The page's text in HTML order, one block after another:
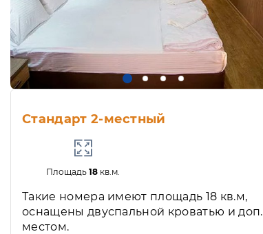
Стандарт 2-местный
Площадь18 кв.м.
Такие номера имеют площадь 18 кв.м,
оснащены двуспальной кроватью и доп.
местом.